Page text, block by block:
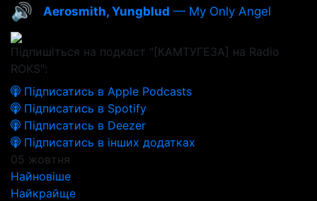
🔊 Aerosmith, Yungblud — My Only Angel
Підпишіться на подкаст "[КАМТУГЕЗА] на Radio
ROKS":
Підписатись в Apple Podcasts
Підписатись в Spotify
Підписатись в Deezer
Підписатись в інших додатках
05 жовтня
Найновіше
Найкрайще